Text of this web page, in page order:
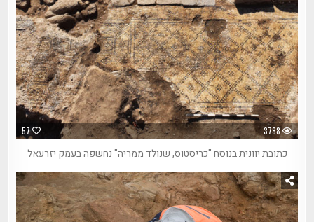
57 3788
כתובת יוונית בנוסח "כריסטוס, שנולד ממריה" נחשפה בעמק יזרעאל